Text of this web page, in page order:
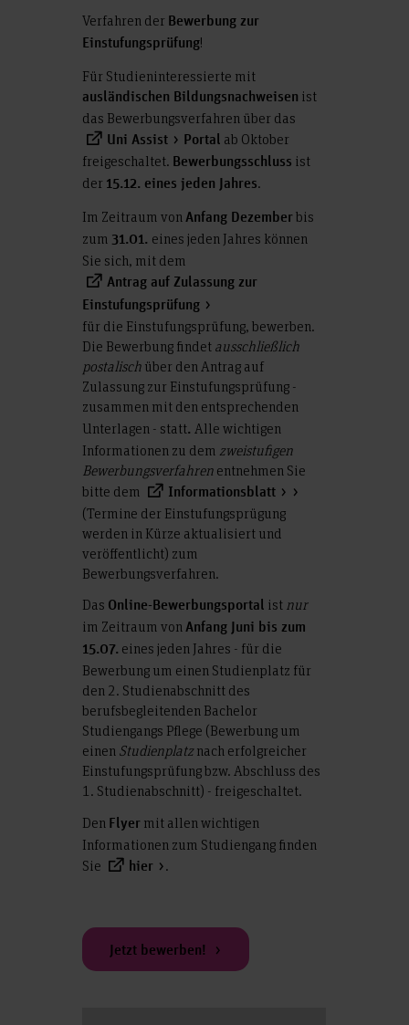
Verfahren der Bewerbung zur
Einstufungsprüfung!
Für Studieninteressierte mit
ausländischen Bildungsnachweisen ist
das Bewerbungsverfahren über das
Uni Assist Portal ab Oktober
freigeschaltet. Bewerbungsschluss ist
der 15.12. eines jeden Jahres.
Im Zeitraum von Anfang Dezember bis
zum 31.01. eines jeden Jahres können
Sie sich, mit dem
Antrag auf Zulassung zur
Einstufungsprüfung
für die Einstufungsprüfung, bewerben.
Die Bewerbung findet ausschließlich
postalisch über den Antrag auf
Zulassung zur Einstufungsprüfung -
zusammen mit den entsprechenden
Unterlagen - statt.Alle wichtigen
Informationen zu dem zweistufigen
Bewerbungsverfahren entnehmen Sie
bitte dem
Informationsblatt
(Termine der Einstufungsprügung
werden in Kürze aktualisiert und
veröffentlicht) zum
Bewerbungsverfahren.
Das Online-Bewerbungsportal ist nur
im Zeitraum vonAnfang Juni bis zum
15.07. eines jeden Jahres - für die
Bewerbung um einen Studienplatz für
den 2. Studienabschnitt des
berufsbegleitenden Bachelor
Studiengangs Pflege (Bewerbung um
einen Studienplatznach erfolgreicher
Einstufungsprüfung bzw. Abschluss des
1. Studienabschnitt) - freigeschaltet.
Den Flyer mit allen wichtigen
Informationen zum Studiengang finden
Sie
hier .
Jetzt bewerben!